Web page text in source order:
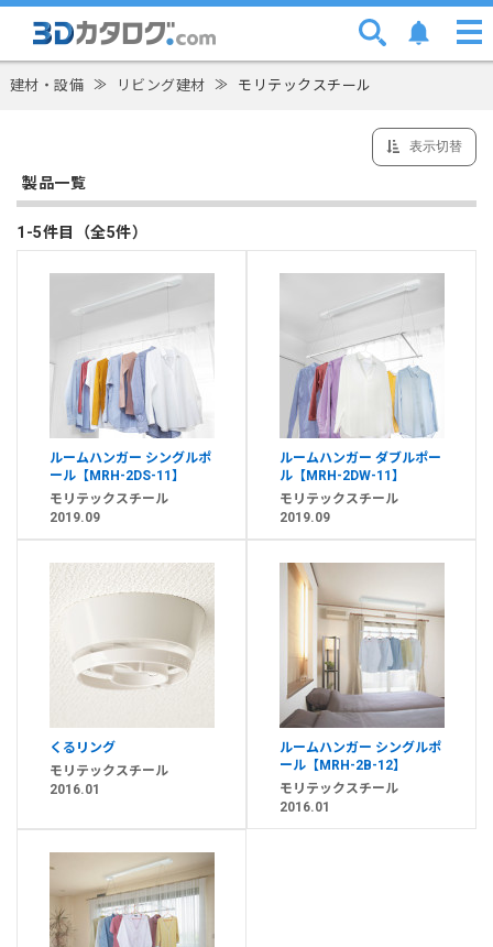
建材・設備 ≫ リビング建材 ≫ モリテックスチール
表示切替
製品一覧
1-5件目（全5件）
ルームハンガー シングルポ
ール【MRH-2DS-11】
モリテックスチール
2019.09
ルームハンガー ダブルポー
ル【MRH-2DW-11】
モリテックスチール
2019.09
くるリング
モリテックスチール
2016.01
ルームハンガー シングルポ
ール【MRH-2B-12】
モリテックスチール
2016.01